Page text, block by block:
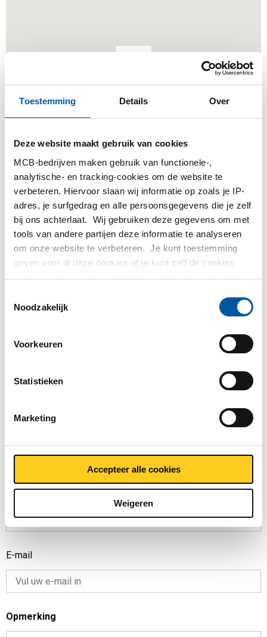
Toestemming Details Over
Deze website maakt gebruik van cookies
MCB-bedrijven maken gebruik van functionele-,
analytische- en tracking-cookies om de website te
verbeteren. Hiervoor slaan wij informatie op zoals je IP-
adres, je surfgedrag en alle persoonsgegevens die je zelf
bij ons achterlaat. Wij gebruiken deze gegevens om met
tools van andere partijen deze informatie te analyseren
om onze website te verbeteren. Je kunt toestemming
geven voor al deze cookies of je kunt zelf de cookies
instellen als je niet wilt dat wij bepaalde informatie delen.
partijen waarmee wij samenwerken vind je in ons
Noodzakelijk
Voorkeuren
Statistieken
Marketing
Accepteer alle cookies
Weigeren
Contactformulier
Beste klant,
chat!
Telefoonnummer (optioneel)
E-mail
Opmerking